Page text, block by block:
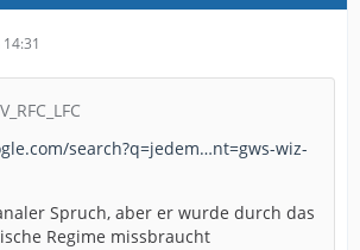
search?q=jedem…nt=gws-wiz-
Spruch, aber er wurde durch das
Regime missbraucht